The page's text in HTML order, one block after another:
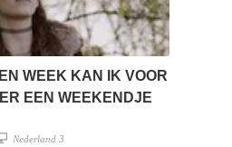
WEEK KAN IK VOOR
EEN WEEKENDJE
Nederland 3